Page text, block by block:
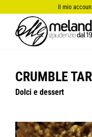
al
contenuto
Il mio
CRUMBLE
Dolci e dessert